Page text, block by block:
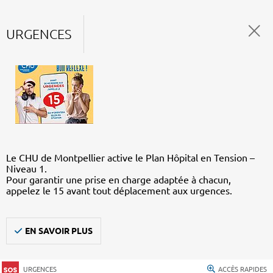
URGENCES
Le CHU de Montpellier active le Plan Hôpital en Tension –
Niveau 1.
Pour garantir une prise en charge adaptée à chacun,
appelez le 15 avant tout déplacement aux urgences.
EN SAVOIR PLUS
URGENCES ACCÈS RAPIDES